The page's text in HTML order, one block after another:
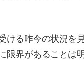
ける昨今の状況を
界があることは明